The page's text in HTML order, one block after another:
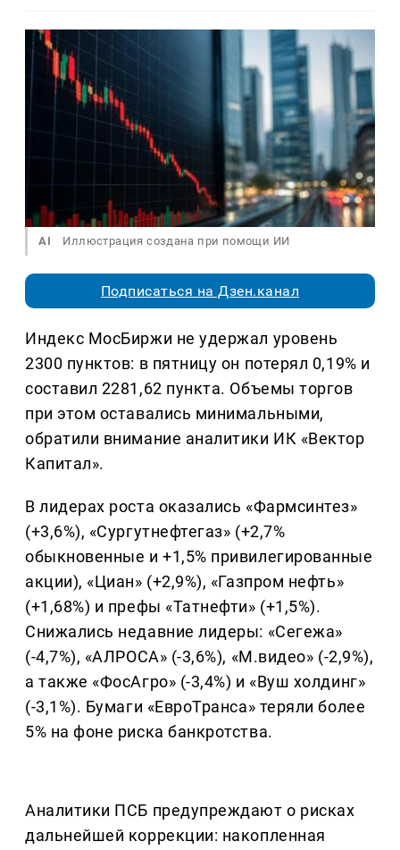
AI Иллюстрация создана при помощи ИИ
Подписаться на Дзен.канал
Индекс МосБиржи не удержал уровень
2300 пунктов: в пятницу он потерял 0,19% и
составил 2281,62 пункта. Объемы торгов
при этом оставались минимальными,
обратили внимание аналитики ИК «Вектор
Капитал».
В лидерах роста оказались «Фармсинтез»
(+3,6%), «Сургутнефтегаз» (+2,7%
обыкновенные и +1,5% привилегированные
акции), «Циан» (+2,9%), «Газпром нефть»
(+1,68%) и префы «Татнефти» (+1,5%).
Снижались недавние лидеры: «Сегежа»
(-4,7%), «АЛРОСА» (-3,6%), «М.видео» (-2,9%),
а также «ФосАгро» (-3,4%) и «Вуш холдинг»
(-3,1%). Бумаги «ЕвроТранса» теряли более
5% на фоне риска банкротства.
Аналитики ПСБ предупреждают о рисках
дальнейшей коррекции: накопленная